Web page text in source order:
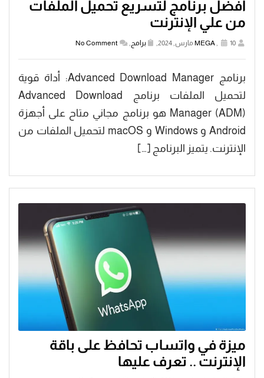
افضل برنامج لتسريع تحميل الملفات
من علي الإنترنت
MEGA, 10 مارس, 2024, برامج,
No Comment
برنامج Advanced Download Manager: أداة قوية
لتحميل الملفات برنامج Advanced Download
Manager (ADM) هو برنامج مجاني متاح على أجهزة
Android و Windows و macOS لتحميل الملفات من
الإنترنت. يتميز البرنامج […]
ميزة في واتساب تحافظ على باقة
الإنترنت .. تعرف عليها